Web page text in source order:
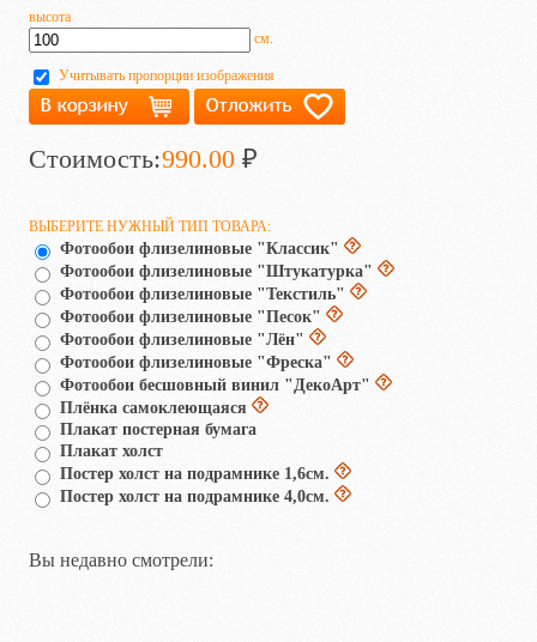
высота
см.
Учитывать пропорции изображения
Стоимость:990.00 ₽
ВЫБЕРИТЕ НУЖНЫЙ ТИП ТОВАРА:
Фотообои флизелиновые "Классик"
Фотообои флизелиновые "Штукатурка"
Фотообои флизелиновые "Текстиль"
Фотообои флизелиновые "Песок"
Фотообои флизелиновые "Лён"
Фотообои флизелиновые "Фреска"
Фотообои бесшовный винил "ДекоАрт"
Плёнка самоклеющаяся
Плакат постерная бумага
Плакат холст
Постер холст на подрамнике 1,6см.
Постер холст на подрамнике 4,0см.
Вы недавно смотрели: